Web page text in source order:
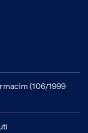
(106/1999